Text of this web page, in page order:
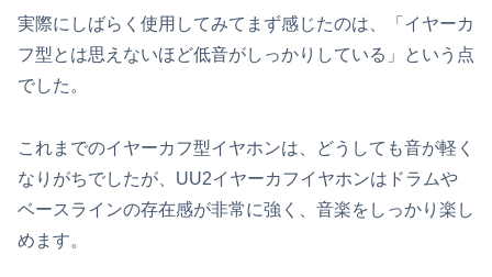
実際にしばらく使用してみてまず感じたのは、「イヤーカ
フ型とは思えないほど低音がしっかりしている」という点
でした。
これまでのイヤーカフ型イヤホンは、どうしても音が軽く
なりがちでしたが、UU2イヤーカフイヤホンはドラムや
ベースラインの存在感が非常に強く、音楽をしっかり楽し
めます。